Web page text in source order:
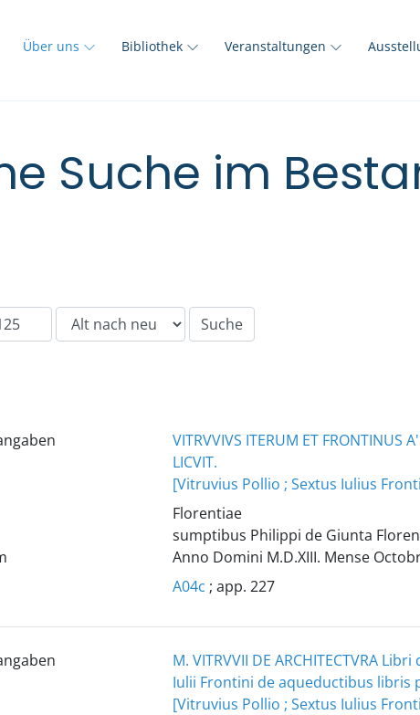
Über uns Bibliothek Veranstaltungen
Suche im
VITRVVIVS ITERUM ET FRONTINUS
LICVIT.
[Vitruvius Pollio ; Sextus Iulius
Florentiae
sumptibus Philippi de Giunta
Anno Domini M.D.XIII. Mense
A04c ; app. 227
M. VITRVVII DE ARCHITECTVRA
Iulii Frontini de aqueductibus
[Vitruvius Pollio ; Sextus Iulius